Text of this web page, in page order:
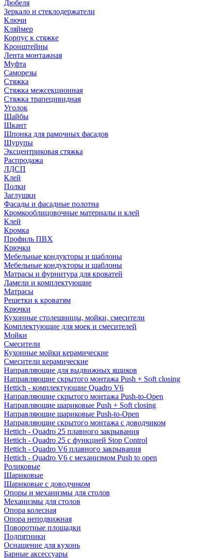
Дюбеля
Зеркало и стеклодержатели
Ключи
Кляймер
Корпус к стяжке
Кронштейны
Лента монтажная
Муфта
Саморезы
Стяжка
Стяжка межсекционная
Стяжка трапецивидная
Уголок
Шайбы
Шкант
Шпонка для рамочных фасадов
Шурупы
Эксцентриковая стяжка
Распродажа
ЛДСП
Клей
Полки
Заглушки
Фасады и фасадные полотна
Кромкооблицовочные материалы и клей
Клей
Кромка
Профиль ПВХ
Крючки
Мебельные кондукторы и шаблоны
Мебельные кондукторы и шаблоны
Матрасы и фурнитура для кроватей
Ламели и комплектующие
Матрасы
Решетки к кроватям
Крючки
Кухонные столешницы, мойки, смесители
Комплектующие для моек и смесителей
Мойки
Смесители
Кухонные мойки керамические
Смесители керамические
Направляющие для выдвижных ящиков
Направляющие скрытого монтажа Push + Soft closing
Hettich - комплектующие Quadro V6
Направляющие скрытого монтажа Push-to-Open
Направляющие шариковые Push + Soft closing
Направляющие шариковые Push-to-Open
Направляющие скрытого монтажа с доводчиком
Hettich - Quadro 25 плавного закрывания
Hettich - Quadro 25 с функцией Stop Control
Hettich - Quadro V6 плавного закрывания
Hettich - Quadro V6 с механизмом Push to open
Роликовые
Шариковые
Шариковые с доводчиком
Опоры и механизмы для столов
Механизмы для столов
Опора колесная
Опора неподвижная
Поворотные площадки
Подпятники
Оснащение для кухонь
Барные аксессуары